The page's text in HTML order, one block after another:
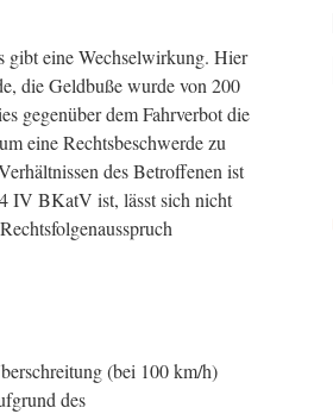
gibt eine Wechselwirkung. Hier
die Geldbuße wurde von 200
gegenüber dem Fahrverbot die
eine Rechtsbeschwerde zu
des Betroffenen ist
IV BKatV ist, lässt sich nicht
(bei 100 km/h)
des